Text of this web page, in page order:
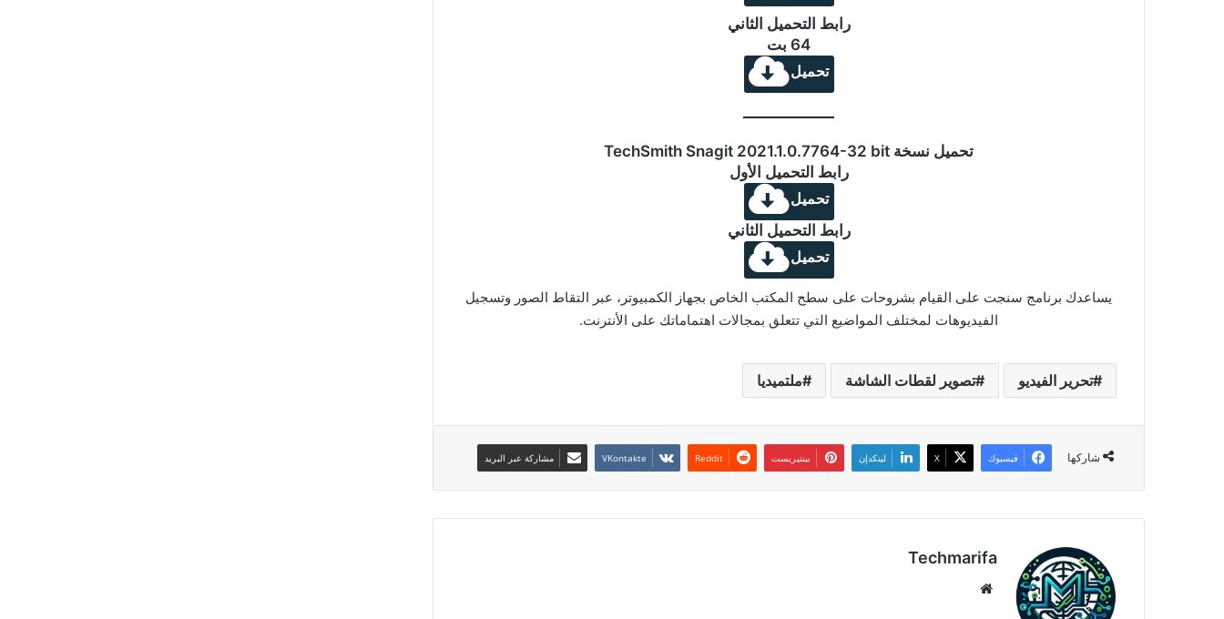
رابط التحميل الثاني
64 بت
تحميل
تحميل نسخة TechSmith Snagit 2021.1.0.7764-32 bit
رابط التحميل الأول
تحميل
رابط التحميل الثاني
تحميل
يساعدك برنامج سنجت على القيام بشروحات على سطح المكتب الخاص بجهاز الكمبيوتر، عبر التقاط الصور وتسجيل
الفيديوهات لمختلف المواضيع التي تتعلق بمجالات اهتماماتك على الأنترنت.
تحرير الفيديو تصوير لقطات الشاشة ملتميديا
شاركها فيسبوك ‫X لينكدإن بينتيريست مشاركة عبر البريد
Techmarifa